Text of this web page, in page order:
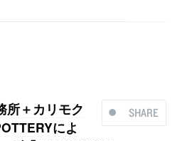
SHARE
所＋カリモク
によ